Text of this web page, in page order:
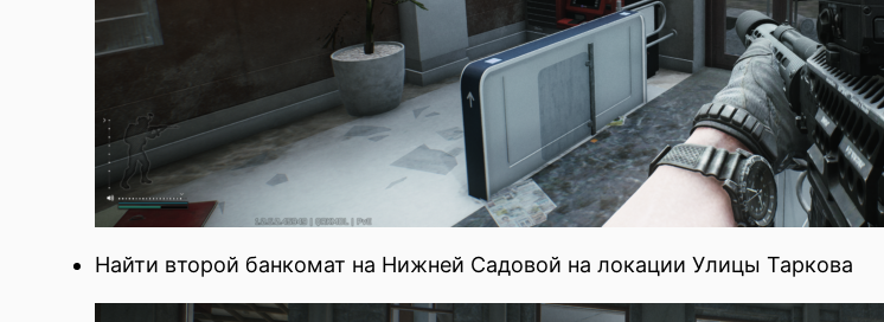
Найти второй банкомат на Нижней Садовой на локации Улицы Таркова